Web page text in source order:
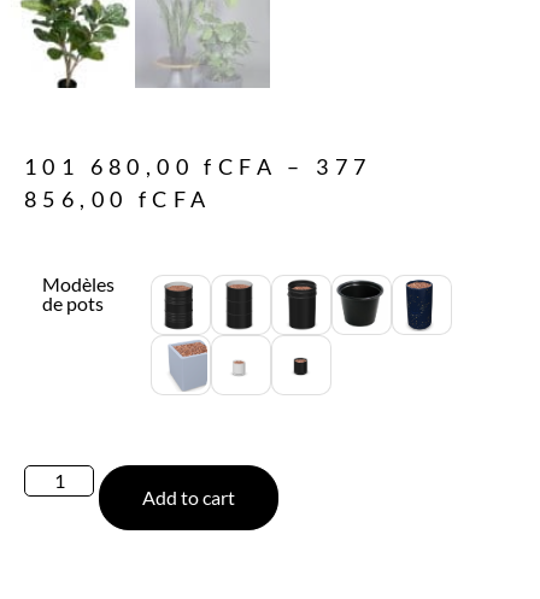
101 680,00fCFA – 377
856,00 fCFA
Modèles
de pots
Add to cart